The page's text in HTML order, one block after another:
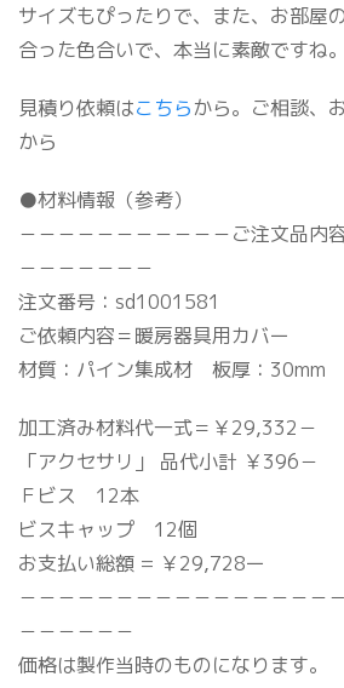
サイズもぴったりで、また、お部屋
合った色合いで、本当に素敵ですね。
見積り依頼はこちらから。ご相談、
から
●材料情報（参考）
－－－－－－－－－－－ご注文品内
－－－－－－－
注文番号：sd1001581
ご依頼内容＝暖房器具用カバー
材質：パイン集成材 板厚：30mm
加工済み材料代一式＝￥29,332－
「アクセサリ」 品代小計 ￥396－
Ｆビス 12本
ビスキャップ 12個
お支払い総額 = ￥29,728ー
－－－－－－－－－－－－－－－－
－－－－－－
価格は製作当時のものになります。